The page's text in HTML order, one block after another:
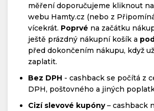
měření doporučujeme kliknout
webu Hamty.cz (nebo z
vícekrát. Poprvé na začátku
ještě prázdný nákupní košík a
před dokončením nákupu, když
zaplatit.
Bez DPH - cashback se počítá z
DPH, poštovného a jiných
Cizí slevové kupóny– cashback